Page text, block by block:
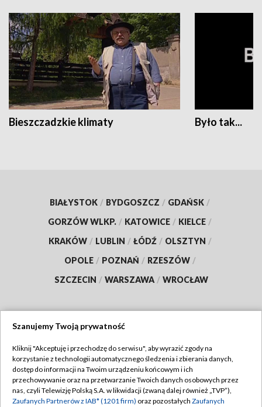
Bieszczadzkie klimaty Było tak...
BIAŁYSTOK / BYDGOSZCZ / GDAŃSK /
GORZÓW WLKP. / KATOWICE / KIELCE /
KRAKÓW / LUBLIN / ŁÓDŹ / OLSZTYN /
OPOLE / POZNAŃ / RZESZÓW /
SZCZECIN / WARSZAWA / WROCŁAW
TVP
Abonament TVP
Emisja w TVP
Regulamin TVP
Polityka prywatności
Szanujemy Twoją prywatność
Kliknij "Akceptuję i przechodzę do serwisu", aby wyrazić zgody na
korzystanie z technologii automatycznego śledzenia i zbierania danych,
dostęp do informacji na Twoim urządzeniu końcowym i ich
przechowywanie oraz na przetwarzanie Twoich danych osobowych przez
nas, czyli Telewizję Polską S.A. w likwidacji (zwaną dalej również „TVP”),
Zaufanych Partnerów z IAB* (1201 firm) oraz pozostałych Zaufanych